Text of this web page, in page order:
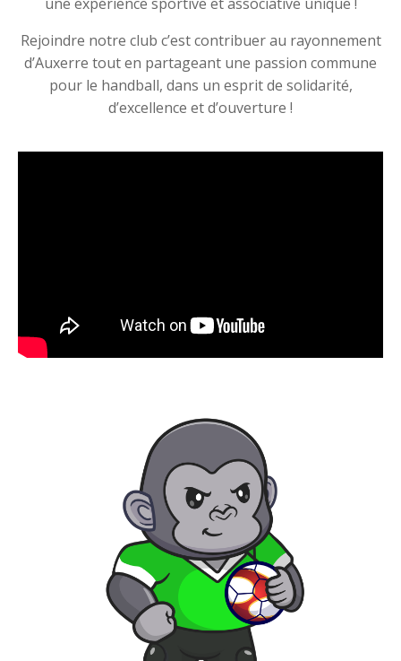
Rejoindre notre club c’est contribuer au rayonnement
d’Auxerre tout en partageant une passion commune
pour le handball, dans un esprit de solidarité,
d’excellence et d’ouverture !